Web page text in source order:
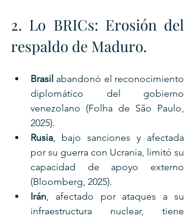
2. Lo BRICs: Erosión del
respaldo de Maduro.
Brasil abandonó el reconocimiento
diplomático del gobierno
venezolano (Folha de São Paulo,
2025).
Rusia, bajo sanciones y afectada
por su guerra con Ucrania, limitó su
capacidad de apoyo externo
(Bloomberg, 2025).
Irán, afectado por ataques a su
infraestructura nuclear, tiene